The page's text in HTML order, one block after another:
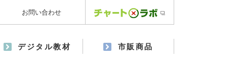
お問い合わせ
デジタル教材 市販商品